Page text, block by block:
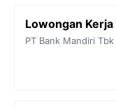
Lowongan
PT Bank Mandiri